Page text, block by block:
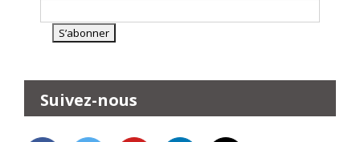
Suivez-nous